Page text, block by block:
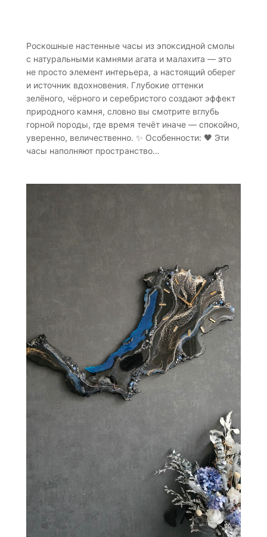
Роскошные настенные часы из эпоксидной смолы
с натуральными камнями агата и малахита — это
не просто элемент интерьера, а настоящий оберег
и источник вдохновения. Глубокие оттенки
зелёного, чёрного и серебристого создают эффект
природного камня, словно вы смотрите вглубь
горной породы, где время течёт иначе — спокойно,
уверенно, величественно. ✨ Особенности: 🖤 Эти
часы наполняют пространство…